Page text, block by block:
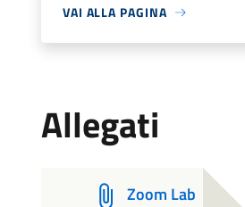
VAI ALLA PAGINA
Allegati
Zoom Lab